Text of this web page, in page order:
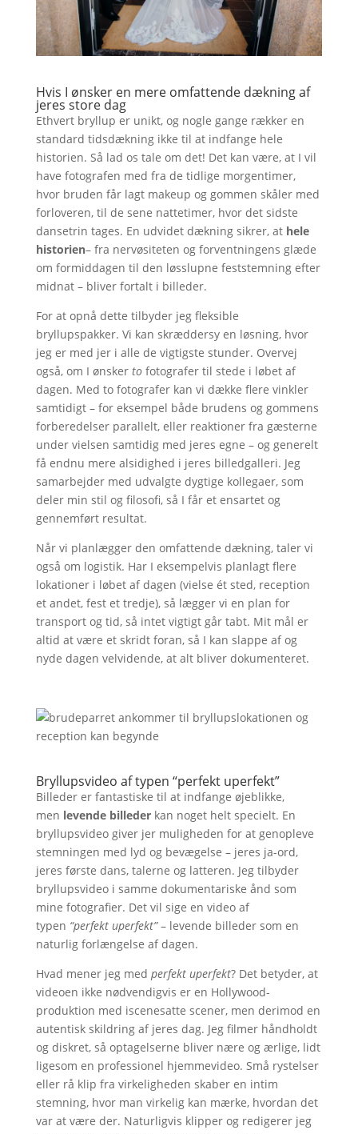
Hvis I ønsker en mere omfattende dækning af
jeres store dag
Ethvert bryllup er unikt, og nogle gange rækker en
standard tidsdækning ikke til at indfange hele
historien. Så lad os tale om det! Det kan være, at I vil
have fotografen med fra de tidlige morgentimer,
hvor bruden får lagt makeup og gommen skåler med
forloveren, til de sene nattetimer, hvor det sidste
dansetrin tages. En udvidet dækning sikrer, at hele
historien– fra nervøsiteten og forventningens glæde
om formiddagen til den løsslupne feststemning efter
midnat – bliver fortalt i billeder.
For at opnå dette tilbyder jeg fleksible
bryllupspakker. Vi kan skræddersy en løsning, hvor
jeg er med jer i alle de vigtigste stunder. Overvej
også, om I ønsker tofotografer til stede i løbet af
dagen. Med to fotografer kan vi dække flere vinkler
samtidigt – for eksempel både brudens og gommens
forberedelser parallelt, eller reaktioner fra gæsterne
under vielsen samtidig med jeres egne – og generelt
få endnu mere alsidighed i jeres billedgalleri. Jeg
samarbejder med udvalgte dygtige kollegaer, som
deler min stil og filosofi, så I får et ensartet og
gennemført resultat.
Når vi planlægger den omfattende dækning, taler vi
også om logistik. Har I eksempelvis planlagt flere
lokationer i løbet af dagen (vielse ét sted, reception
et andet, fest et tredje), så lægger vi en plan for
transport og tid, så intet vigtigt går tabt. Mit mål er
altid at være et skridt foran, så I kan slappe af og
nyde dagen velvidende, at alt bliver dokumenteret.
Bryllupsvideo af typen “perfekt uperfekt”
Billeder er fantastiske til at indfange øjeblikke,
men levende billederkan noget helt specielt. En
bryllupsvideo giver jer muligheden for at genopleve
stemningen med lyd og bevægelse – jeres ja-ord,
jeres første dans, talerne og latteren. Jeg tilbyder
bryllupsvideo i samme dokumentariske ånd som
mine fotografier. Det vil sige en video af
typen “perfekt uperfekt”– levende billeder som en
naturlig forlængelse af dagen.
Hvad mener jeg med perfekt uperfekt? Det betyder, at
videoen ikke nødvendigvis er en Hollywood-
produktion med iscenesatte scener, men derimod en
autentisk skildring af jeres dag. Jeg filmer håndholdt
og diskret, så optagelserne bliver nære og ærlige, lidt
ligesom en professionel hjemmevideo. Små rystelser
eller rå klip fra virkeligheden skaber en intim
stemning, hvor man virkelig kan mærke, hvordan det
var at være der. Naturligvis klipper og redigerer jeg